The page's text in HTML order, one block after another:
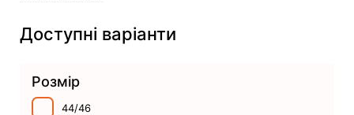
Доступні варіанти
Розмір
44/46